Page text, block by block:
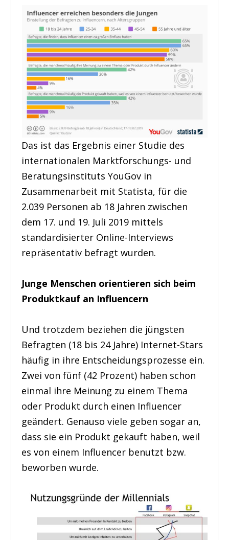
Das ist das Ergebnis einer Studie des
internationalen Marktforschungs- und
Beratungsinstituts YouGov in
Zusammenarbeit mit Statista, für die
2.039 Personen ab 18 Jahren zwischen
dem 17. und 19. Juli 2019 mittels
standardisierter Online-Interviews
repräsentativ befragt wurden.
Junge Menschen orientieren sich beim
Produktkauf an Influencern
Und trotzdem beziehen die jüngsten
Befragten (18 bis 24 Jahre) Internet-Stars
häufig in ihre Entscheidungsprozesse ein.
Zwei von fünf (42 Prozent) haben schon
einmal ihre Meinung zu einem Thema
oder Produkt durch einen Influencer
geändert. Genauso viele geben sogar an,
dass sie ein Produkt gekauft haben, weil
es von einem Influencer benutzt bzw.
beworben wurde.